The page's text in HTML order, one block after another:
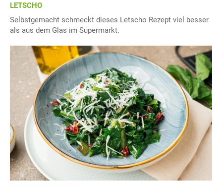
LETSCHO
Selbstgemacht schmeckt dieses Letscho Rezept viel besser
als aus dem Glas im Supermarkt.